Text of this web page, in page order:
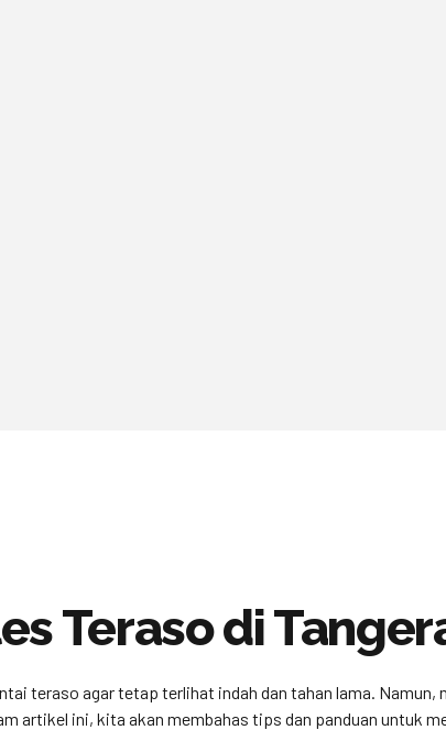
Teraso di
teraso agar tetap terlihat indah dan tahan lama. Namun,
artikel ini, kita akan membahas tips dan panduan untuk